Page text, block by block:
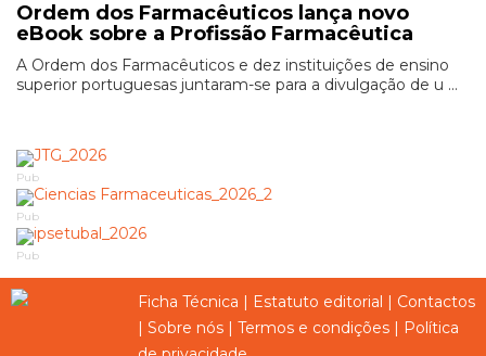
Ordem dos Farmacêuticos lança novo
eBook sobre a Profissão Farmacêutica
A Ordem dos Farmacêuticos e dez instituições de ensino
superior portuguesas juntaram-se para a divulgação de u ...
Pub
Pub
Pub
Ficha Técnica | Estatuto editorial | Contactos
| Sobre nós | Termos e condições | Política